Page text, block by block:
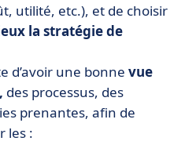
utilité, etc.), et de choisir
la stratégie de
d’avoir une bonne vue
des processus, des
prenantes, afin de
les :